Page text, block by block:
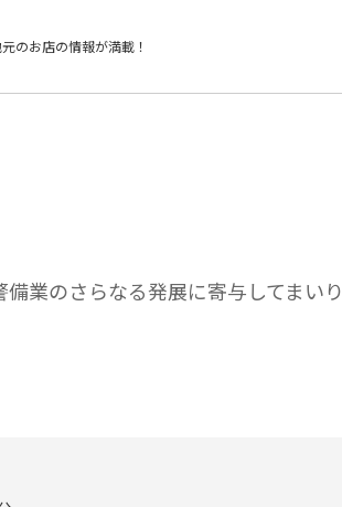
のお店の情報が満載！
業のさらなる発展に寄与してまいり